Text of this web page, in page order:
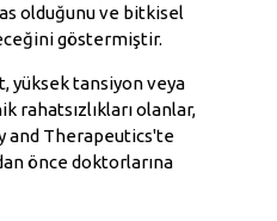
olduğunu ve bitkisel
göstermiştir.
yüksek tansiyon veya
rahatsızlıkları olanlar,
and Therapeutics'te
önce doktorlarına